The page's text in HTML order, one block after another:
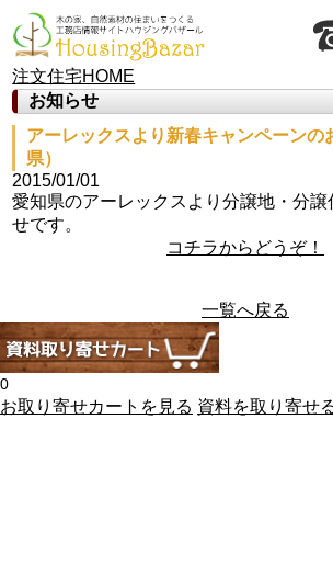
注文住宅HOME
お知らせ
アーレックスより新春キャンペーンの
県）
2015/01/01
愛知県のアーレックスより分譲地・分譲
せです。
コチラからどうぞ！
一覧へ戻る
0
お取り寄せカートを見る 資料を取り寄せ